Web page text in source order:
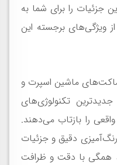
جزئیات را برای شما به
از ویژگی‌های برجسته این
ماشین اسپرت و
تکنولوژی‌های
را بازتاب می‌دهند.
دقیق و جزئیات
همگی با دقت و ظرافت